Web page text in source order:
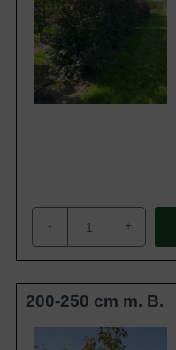
- +
200-250 cm m. B.